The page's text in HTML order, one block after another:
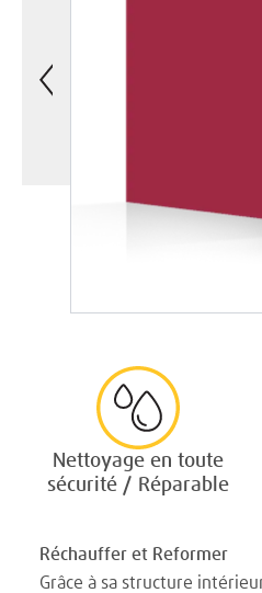
Nettoyage en toute
sécurité / Réparable
Réchauffer et Reformer
Grâce à sa structure